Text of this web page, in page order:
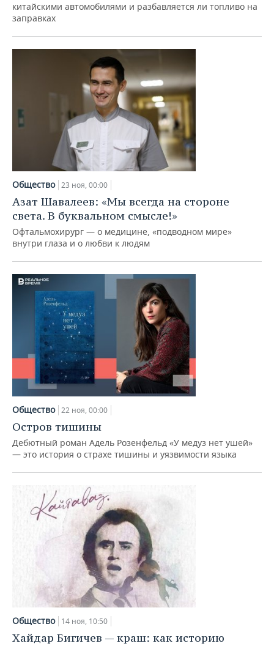
китайскими автомобилями и разбавляется ли топливо на
заправках
Общество 23 ноя, 00:00
Азат Шавалеев: «Мы всегда на стороне
света. В буквальном смысле!»
Офтальмохирург — о медицине, «подводном мире»
внутри глаза и о любви к людям
Общество 22 ноя, 00:00
Остров тишины
Дебютный роман Адель Розенфельд «У медуз нет ушей»
— это история о страхе тишины и уязвимости языка
Общество 14 ноя, 10:50
Хайдар Бигичев — краш: как историю